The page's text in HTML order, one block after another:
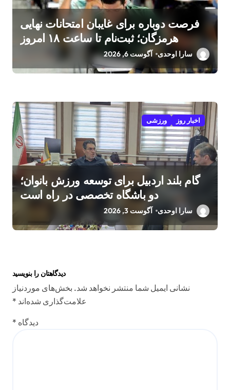
فرصت دوباره برای غایبان امتحانات نهایی
هرمزگان؛ ثبت‌نام تا ساعت ۱۸ امروز
سارا اوحدی آگوست 6, 2026
اخبار روز ورزشی
گام بلند اردبیل برای توسعه ورزش بانوان؛
دو باشگاه تخصصی در راه است
سارا اوحدی آگوست 3, 2026
دیدگاهتان را بنویسید
نشانی ایمیل شما منتشر نخواهد شد. بخش‌های موردنیاز
علامت‌گذاری شده‌اند *
دیدگاه *